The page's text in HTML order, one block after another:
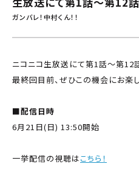
ガンバレ！中村くん！！
ニコニコ生放送にて第1話～第12
最終回目前、ぜひこの機会にお楽
■配信日時
6月21日(日) 13:50開始
一挙配信の視聴はこちら！